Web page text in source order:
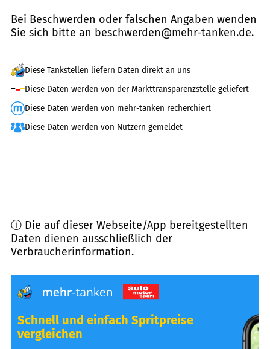
Bei Beschwerden oder falschen Angaben wenden
Sie sich bitte an beschwerden@mehr-tanken.de.
Diese Tankstellen liefern Daten direkt an uns
Diese Daten werden von der Markttransparenzstelle geliefert
Diese Daten werden von mehr-tanken recherchiert
Diese Daten werden von Nutzern gemeldet
ⓘ Die auf dieser Webseite/App bereitgestellten
Daten dienen ausschließlich der
Verbraucherinformation.
Schnell und einfach Spritpreise
vergleichen